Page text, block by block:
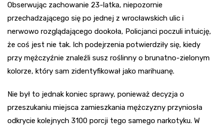
Obserwując zachowanie 23-latka, niepozornie
przechadzającego się po jednej z wrocławskich ulic i
nerwowo rozglądającego dookoła, Policjanci poczuli intuicję,
że coś jest nie tak. Ich podejrzenia potwierdziły się, kiedy
przy mężczyźnie znaleźli susz roślinny o brunatno-zielonym
kolorze, który sam zidentyfikował jako marihuanę.
Nie był to jednak koniec sprawy, ponieważ decyzja o
przeszukaniu miejsca zamieszkania mężczyzny przyniosła
odkrycie kolejnych 3100 porcji tego samego narkotyku. W